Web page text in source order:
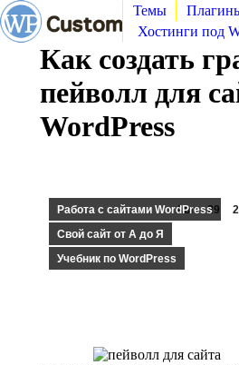
Темы
Хостинги под
Как создать
пейволл для
WordPress
Авг 29
Работа с сайтами WordPress
Свой сайт от А до Я
Учебник по WordPress